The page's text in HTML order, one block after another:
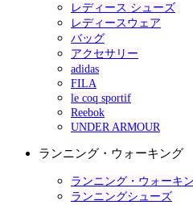
レディース シューズ
レディースウェア
バッグ
アクセサリー
adidas
FILA
le coq sportif
Reebok
UNDER ARMOUR
ランニング・ウォーキング
ランニング・ウォーキ
ランニングシューズ